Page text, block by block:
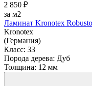
2 850 ₽
за м2
Ламинат Kronotex
Kronotex
(Германия)
Класс: 33
Порода дерева: Дуб
Толщина: 12 мм